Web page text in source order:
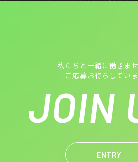
私たちと一緒に働きま
ご応募お待ちしていま
JOIN
ENTRY